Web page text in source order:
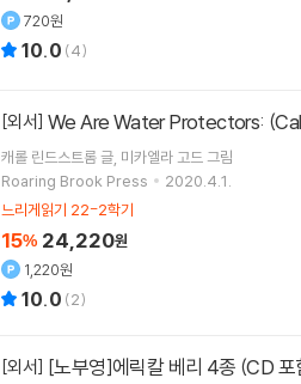
720원
10.0 (4)
[외서] We Are Water Protectors:
캐롤 린드스트롬글 미카엘라 고드 그림
Roaring Brook Press
2020.4.1.
느리게읽기 22-2학기
15% 24,220원
1,220원
10.0 (2)
[외서] [노부영]에릭칼 베리 4종 (CD 포